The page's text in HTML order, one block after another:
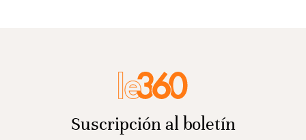
Suscripción al boletín